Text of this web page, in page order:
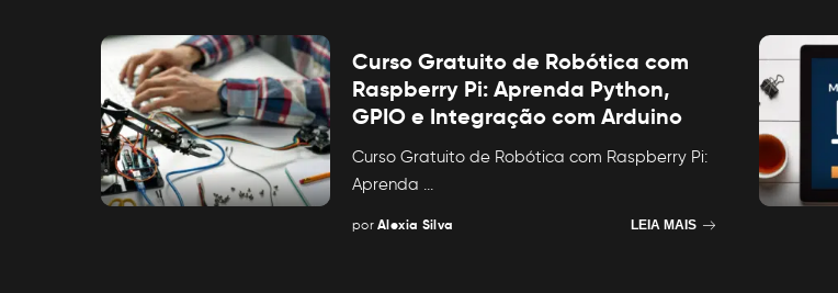
Curso Gratuito de Robótica com
Raspberry Pi: Aprenda Python,
GPIO e Integração com Arduino
Curso Gratuito de Robótica com Raspberry Pi:
Aprenda ...
Posted
por Alexia Silva LEIA MAIS